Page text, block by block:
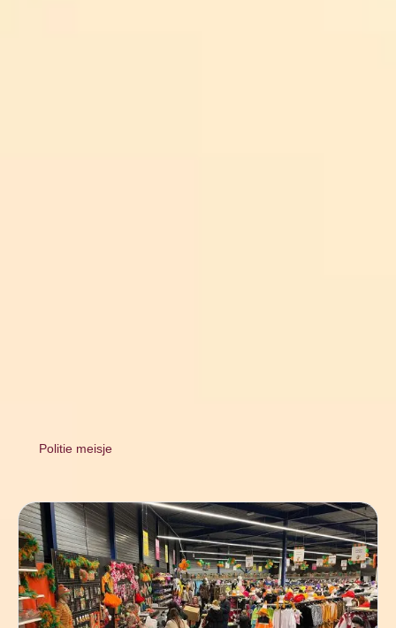
Politie meisje